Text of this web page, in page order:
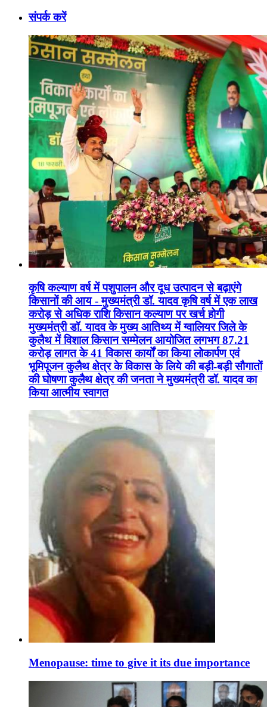
संपर्क करें
कृषि कल्याण वर्ष में पशुपालन और दूध उत्पादन से बढ़ाएंगे
किसानों की आय - मुख्यमंत्री डॉ. यादव कृषि वर्ष में एक लाख
करोड़ से अधिक राशि किसान कल्याण पर खर्च होगी
मुख्यमंत्री डॉ. यादव के मुख्य आतिथ्य में ग्वालियर जिले के
कुलैथ में विशाल किसान सम्मेलन आयोजित लगभग 87.21
करोड़ लागत के 41 विकास कार्यों का किया लोकार्पण एवं
भूमिपूजन कुलैथ क्षेत्र के विकास के लिये की बड़ी-बड़ी सौगातों
की घोषणा कुलैथ क्षेत्र की जनता ने मुख्यमंत्री डॉ. यादव का
किया आत्मीय स्वागत
Menopause: time to give it its due importance